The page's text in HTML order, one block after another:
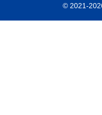
© 2021-